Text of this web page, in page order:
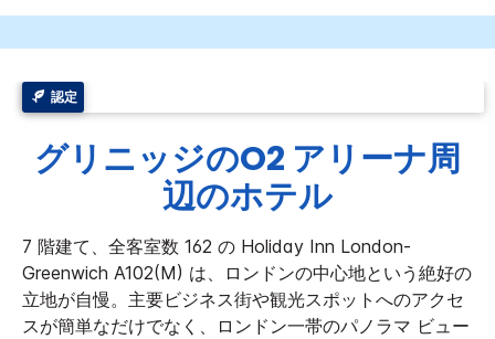
認定
グリニッジのO2 アリーナ周
辺のホテル
7 階建て、全客室数 162 の Holiday Inn London-
Greenwich A102(M) は、ロンドンの中心地という絶好の
立地が自慢。主要ビジネス街や観光スポットへのアクセ
スが簡単なだけでなく、ロンドン一帯のパノラマ ビュー